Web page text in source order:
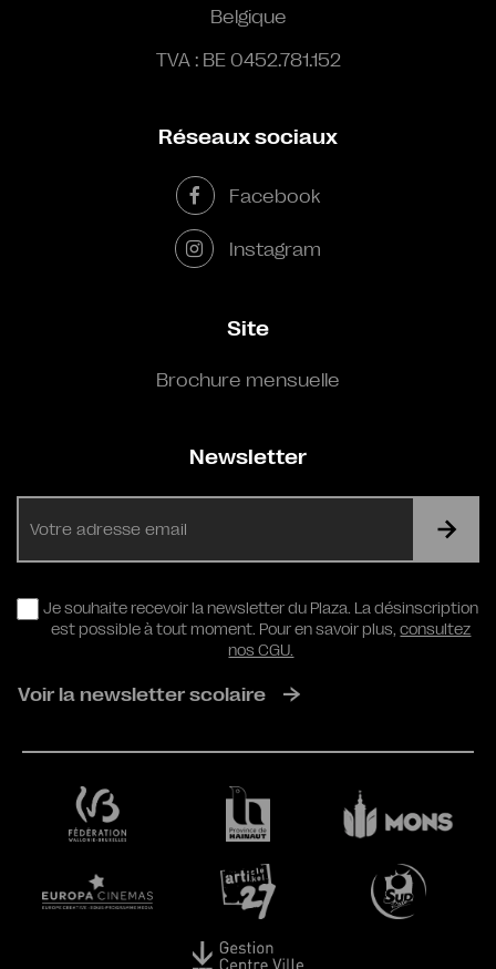
Belgique
TVA : BE 0452.781.152
Réseaux sociaux
Facebook
Instagram
Site
Brochure mensuelle
Newsletter
RGPD
Je souhaite recevoir la newsletter du Plaza. La désinscription
est possible à tout moment. Pour en savoir plus,consultez
nos CGU.
Voir la newsletter scolaire